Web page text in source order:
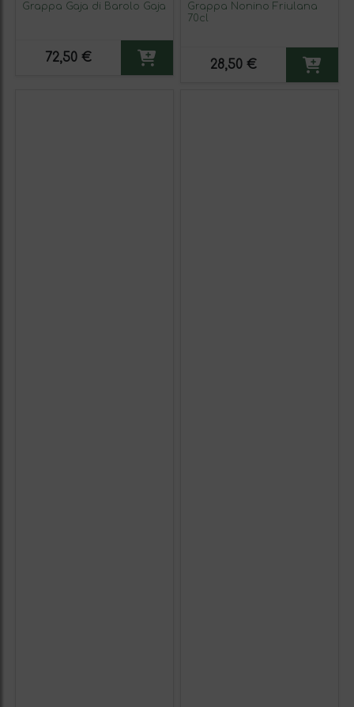
Grappa Gaja di Barolo Gaja
72,50 €
Grappa Nonino Friulana
70cl
28,50 €